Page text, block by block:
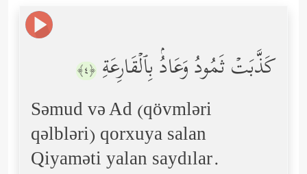
كَذَّبَتۡ ثَمُودُ وَعَادُۢ بِٱلۡقَارِعَةِ ﴿٤﴾
Səmud və Ad (qövmləri
qəlbləri) qorxuya salan
Qiyaməti yalan saydılar.